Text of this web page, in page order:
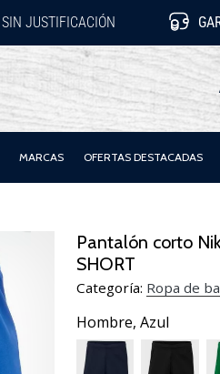
SIN JUSTIFICACIÓN
MARCAS OFERTAS DESTACADAS
Pantalón corto
SHORT
Categoría: Ropa de
Hombre, Azul